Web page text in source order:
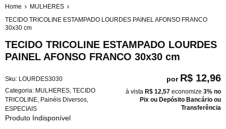
Home
MULHERES
TECIDO TRICOLINE ESTAMPADO LOURDES PAINEL AFONSO FRANCO
30x30 cm
TECIDO TRICOLINE ESTAMPADO LOURDES
PAINEL AFONSO FRANCO 30x30 cm
Sku: LOURDES3030
Categoria: MULHERES TECIDO
TRICOLINE Painéis Diversos
ESPECIAIS
Produto Indisponível
por R$ 12,96
à vista R$ 12,57 economize 3% no
Pix ou Depósito Bancário ou
Transferência